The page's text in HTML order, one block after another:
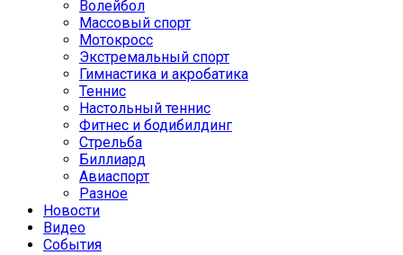
Волейбол
Массовый спорт
Мотокросс
Экстремальный спорт
Гимнастика и акробатика
Теннис
Настольный теннис
Фитнес и бодибилдинг
Стрельба
Биллиард
Авиаспорт
Разное
Новости
Видео
События